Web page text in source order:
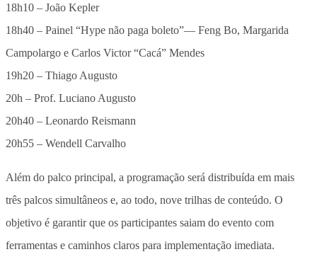
18h10 – João Kepler
18h40 – Painel “Hype não paga boleto”— Feng Bo, Margarida
Campolargo e Carlos Victor “Cacá” Mendes
19h20 – Thiago Augusto
20h – Prof. Luciano Augusto
20h40 – Leonardo Reismann
20h55 – Wendell Carvalho
Além do palco principal, a programação será distribuída em mais
três palcos simultâneos e, ao todo, nove trilhas de conteúdo. O
objetivo é garantir que os participantes saiam do evento com
ferramentas e caminhos claros para implementação imediata.